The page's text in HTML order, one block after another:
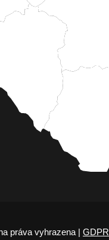
práva vyhrazena | GDPR